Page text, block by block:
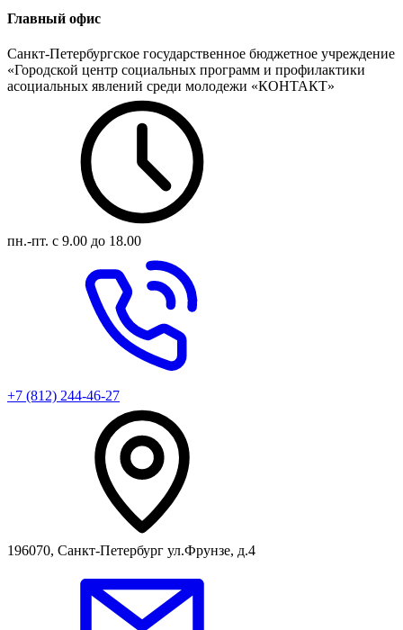
Главный офис
Санкт-Петербургское государственное бюджетное учреждение
«Городской центр социальных программ и профилактики
асоциальных явлений среди молодежи «КОНТАКТ»
пн.-пт. с 9.00 до 18.00
+7 (812) 244-46-27
196070, Санкт-Петербург ул.Фрунзе, д.4